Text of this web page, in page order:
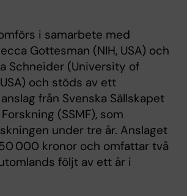
i samarbete med
Gottesman (NIH, USA) och
Schneider (University of
och stöds av ett
från Svenska Sällskapet
(SSMF), som
under tre år. Anslaget
000 kronor och omfattar två
följt av ett år i